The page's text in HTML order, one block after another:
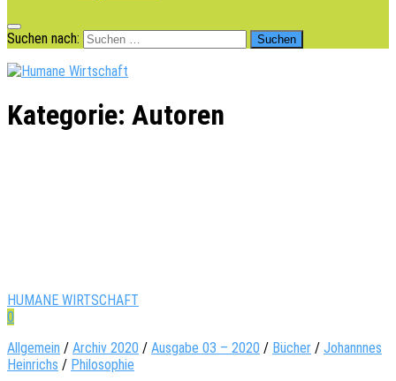
Suchen nach:
Kategorie: Autoren
HUMANE WIRTSCHAFT
0
Allgemein / Archiv 2020 / Ausgabe 03 – 2020 / Bücher / Johannnes
Heinrichs / Philosophie